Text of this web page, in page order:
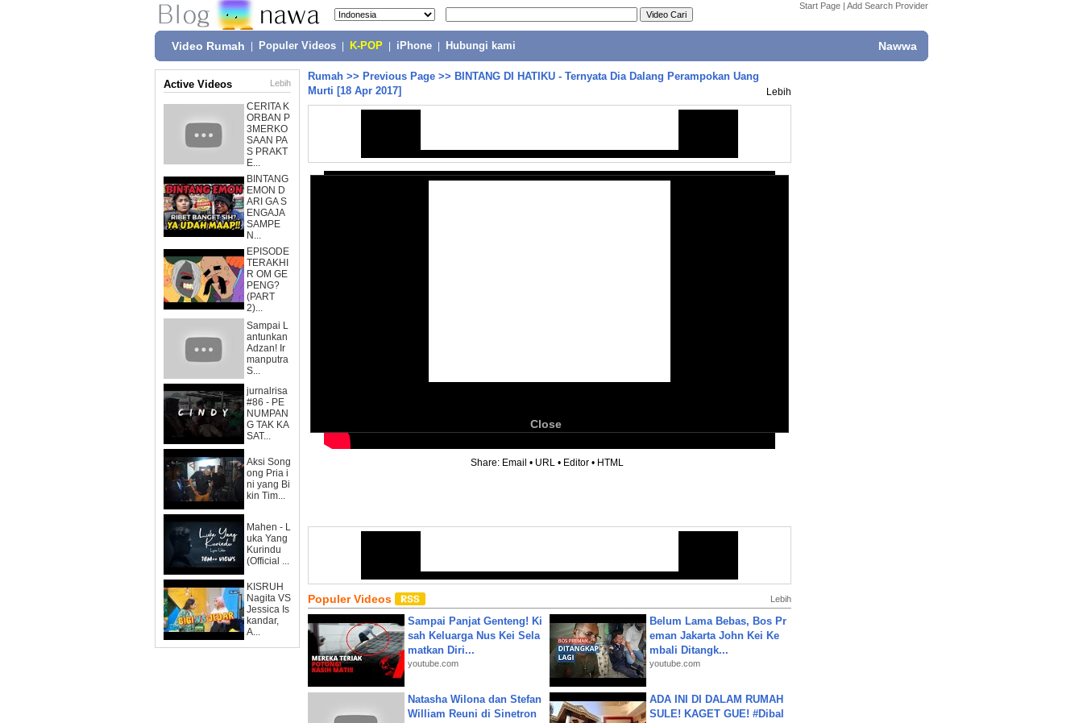
Start Page | Add Search Provider
Video Rumah Populer Videos K-POP iPhone Hubungi kami Nawwa
Active Videos Lebih
CERITA K
ORBAN P
3MERKO
SAAN PA
S PRAKT
E...
BINTANG
EMON D
ARI GA S
ENGAJA
SAMPE
N...
EPISODE
TERAKHI
R OM GE
PENG?
(PART
2)...
Sampai L
antunkan
Adzan! Ir
manputra
S...
jurnalrisa
#86 - PE
NUMPAN
G TAK KA
SAT...
Aksi Song
ong Pria i
ni yang Bi
kin Tim...
Mahen - L
uka Yang
Kurindu
(Official ...
KISRUH
Nagita VS
Jessica Is
kandar,
A...
Rumah >> Previous Page >> BINTANG DI HATIKU - Ternyata Dia Dalang Perampokan Uang
Murti [18 Apr 2017]
Lebih
Close
Share: Email • URL • Editor • HTML
Populer Videos Lebih
Sampai Panjat Genteng! Ki
sah Keluarga Nus Kei Sela
matkan Diri...
youtube.com
Belum Lama Bebas, Bos Pr
eman Jakarta John Kei Ke
mbali Ditangk...
youtube.com
Natasha Wilona dan Stefan
William Reuni di Sinetron
ADA INI DI DALAM RUMAH
SULE! KAGET GUE! #Dibal